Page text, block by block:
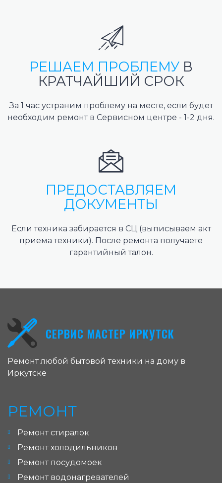
РЕШАЕМ ПРОБЛЕМУ В
КРАТЧАЙШИЙ СРОК
За 1 час устраним проблему на месте, если будет
необходим ремонт в Сервисном центре - 1-2 дня.
ПРЕДОСТАВЛЯЕМ
ДОКУМЕНТЫ
Если техника забирается в СЦ (выписываем акт
приема техники). После ремонта получаете
гарантийный талон.
СЕРВИС МАСТЕР ИРКУТСК
Ремонт любой бытовой техники на дому в
Иркутске
РЕМОНТ
Ремонт стиралок
Ремонт холодильников
Ремонт посудомоек
Ремонт водонагревателей